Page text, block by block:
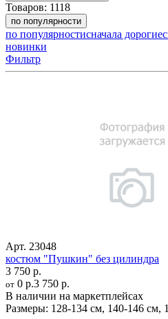
Товаров: 1118
по популярности
по популярностисначала дорогие
новинки
Фильтр
Арт. 23048
костюм "Пушкин" без цилиндра
3 750 р.
от 0 р.3 750 р.
В наличии на маркетплейсах
Размеры: 128-134 см, 140-146 см,